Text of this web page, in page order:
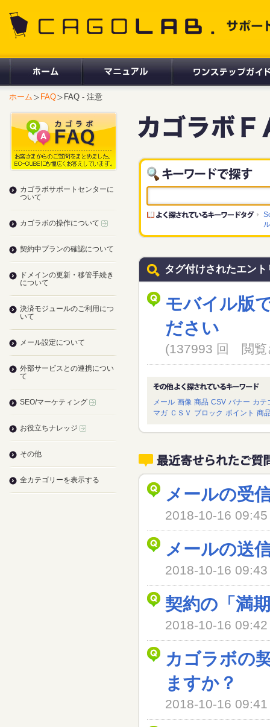
ホーム FAQ FAQ - 注意
タグ付けされたエント
モバイル版
ださい
(137993 回 閲覧
メール 画像 商品 CSV バナー カテ
マガ ＣＳＶ ブロック ポイント 商
メールの受
2018-10-16
メールの送
2018-10-16
契約の「満
2018-10-16
カゴラボの
ますか？
2018-10-16
カゴラボサポートセンターに
ついて
カゴラボの操作について
契約中プランの確認について
ドメインの更新・移管手続き
について
決済モジュールのご利用につ
いて
メール設定について
外部サービスとの連携につい
て
SEO/マーケティング
お役立ちナレッジ
その他
全カテゴリーを表示する